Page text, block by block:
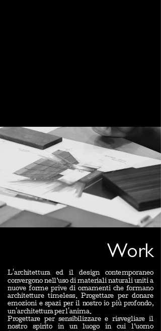
Work
L'architettura ed il design contemporaneo
convergono nell’uso di materiali naturali uniti a
nuove forme prive di ornamenti che formano
architetture timeless. Progettare per donare
emozioni e spazi per il nostro io più profondo,
un'architettura per l'anima.
Progettare per sensibilizzare e risvegliare il
nostro spirito in un luogo in cui l’uomo